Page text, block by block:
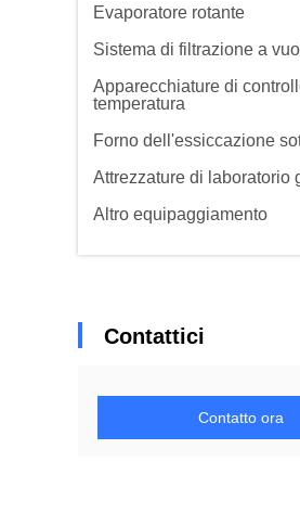
Evaporatore rotante
Sistema di filtrazione a
Apparecchiature di
temperatura
Forno dell'essiccazione
Attrezzature di laboratorio
Altro equipaggiamento
Contattici
Contatto ora